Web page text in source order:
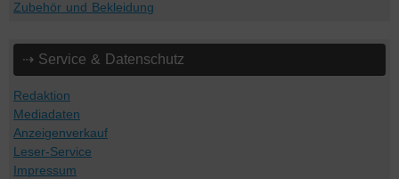
Zubehör und Bekleidung
⇢ Service & Datenschutz
Redaktion
Mediadaten
Anzeigenverkauf
Leser-Service
Impressum